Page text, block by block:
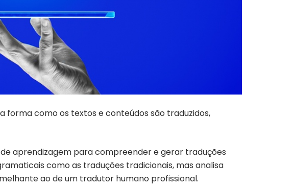
forma como os textos e conteúdos são traduzidos,
aprendizagem para compreender e gerar traduções
como as traduções tradicionais, mas analisa
ao de um tradutor humano profissional.